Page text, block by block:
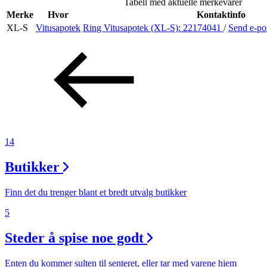
Helse
Tilbud
Merker
Søk
Åpningstider
Praktisk informasjon
Merke
Hvor
Kontaktinfo
XL-S
Vitusapotek Ring Vitusapotek (XL-S): 22174041 / Send e-
14
Butikker
Finn det du trenger blant et bredt utvalg butikker
5
Steder å spise noe godt
Enten du kommer sulten til senteret, eller tar med varene hjem